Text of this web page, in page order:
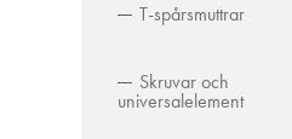
T-spårsmuttrar
Skruvar och
universalelement